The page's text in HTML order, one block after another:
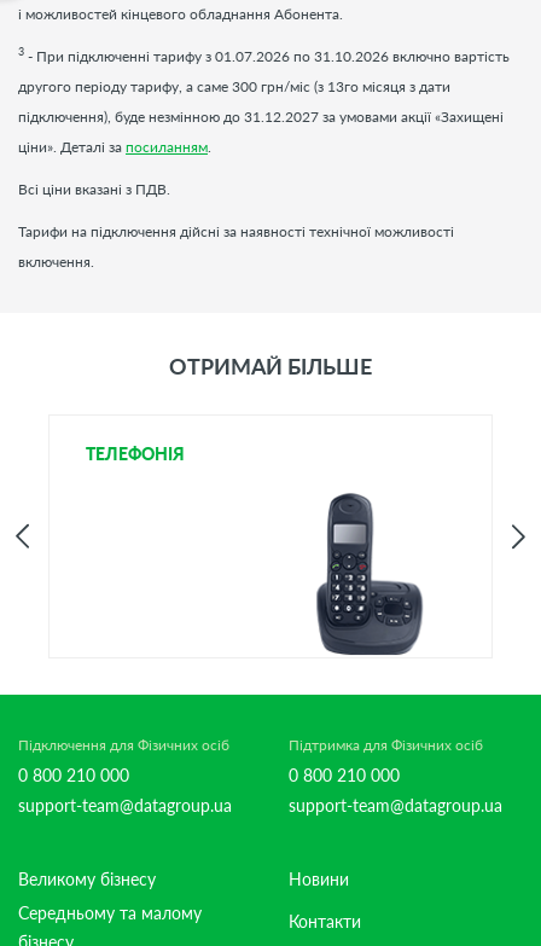
і можливостей кінцевого обладнання Абонента.
3 - При підключенні тарифу з 01.07.2026 по 31.10.2026 включно вартість
другого періоду тарифу, а саме 300 грн/міс (з 13го місяця з дати
підключення), буде незмінною до 31.12.2027 за умовами акції «Захищені
ціни». Деталі за посиланням
Всі ціни вказані з ПДВ.
Тарифи на підключення дійсні за наявності технічної можливості
включення.
ОТРИМАЙ БІЛЬШЕ
ТЕЛЕФОНІЯ
Підключення для Фізичних осіб
0 800 210 000
support-team@datagroup.ua
Підтримка для Фізичних осіб
0 800 210 000
support-team@datagroup.ua
Великому бізнесу
Середньому та малому
бізнесу
Новини
Контакти